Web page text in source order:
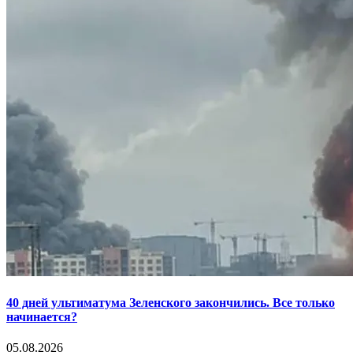
40 дней ультиматума Зеленского закончились. Все только
начинается?
05.08.2026